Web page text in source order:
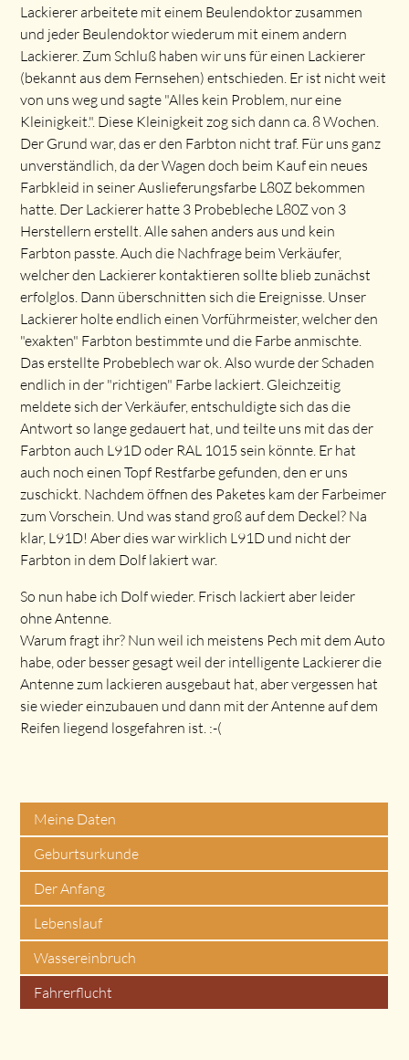
Lackierer arbeitete mit einem Beulendoktor zusammen
und jeder Beulendoktor wiederum mit einem andern
Lackierer. Zum Schluß haben wir uns für einen Lackierer
(bekannt aus dem Fernsehen) entschieden. Er ist nicht weit
von uns weg und sagte "Alles kein Problem, nur eine
Kleinigkeit.". Diese Kleinigkeit zog sich dann ca. 8 Wochen.
Der Grund war, das er den Farbton nicht traf. Für uns ganz
unverständlich, da der Wagen doch beim Kauf ein neues
Farbkleid in seiner Auslieferungsfarbe L80Z bekommen
hatte. Der Lackierer hatte 3 Probebleche L80Z von 3
Herstellern erstellt. Alle sahen anders aus und kein
Farbton passte. Auch die Nachfrage beim Verkäufer,
welcher den Lackierer kontaktieren sollte blieb zunächst
erfolglos. Dann überschnitten sich die Ereignisse. Unser
Lackierer holte endlich einen Vorführmeister, welcher den
"exakten" Farbton bestimmte und die Farbe anmischte.
Das erstellte Probeblech war ok. Also wurde der Schaden
endlich in der "richtigen" Farbe lackiert. Gleichzeitig
meldete sich der Verkäufer, entschuldigte sich das die
Antwort so lange gedauert hat, und teilte uns mit das der
Farbton auch L91D oder RAL 1015 sein könnte. Er hat
auch noch einen Topf Restfarbe gefunden, den er uns
zuschickt. Nachdem öffnen des Paketes kam der Farbeimer
zum Vorschein. Und was stand groß auf dem Deckel? Na
klar, L91D! Aber dies war wirklich L91D und nicht der
Farbton in dem Dolf lakiert war.
So nun habe ich Dolf wieder. Frisch lackiert aber leider
ohne Antenne.
Warum fragt ihr? Nun weil ich meistens Pech mit dem Auto
habe, oder besser gesagt weil der intelligente Lackierer die
Antenne zum lackieren ausgebaut hat, aber vergessen hat
sie wieder einzubauen und dann mit der Antenne auf dem
Reifen liegend losgefahren ist. :-(
Meine Daten
Geburtsurkunde
Der Anfang
Lebenslauf
Wassereinbruch
Fahrerflucht